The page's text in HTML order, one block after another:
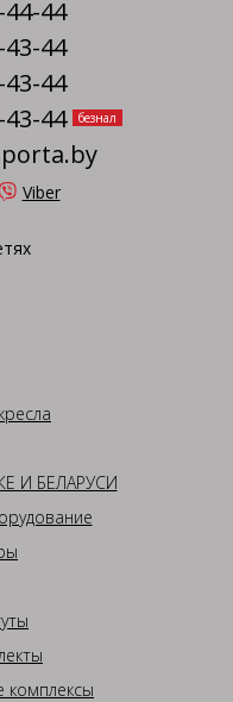
44
44
44
44
безнал
Viber
И БЕЛАРУСИ
комплексы